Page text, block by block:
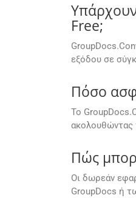
Free;
εξόδου σε
Πόσο
Το
ακολουθώντας
Πώς
Οι δωρεάν
GroupDocs ή